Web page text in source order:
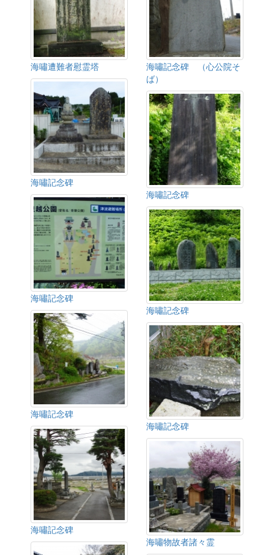
海嘯遭難者慰霊塔
海嘯記念碑 （心公院そ
ば）
海嘯記念碑
海嘯記念碑
海嘯記念碑
海嘯記念碑
海嘯記念碑
海嘯記念碑
海嘯記念碑
海嘯物故者諸々霊